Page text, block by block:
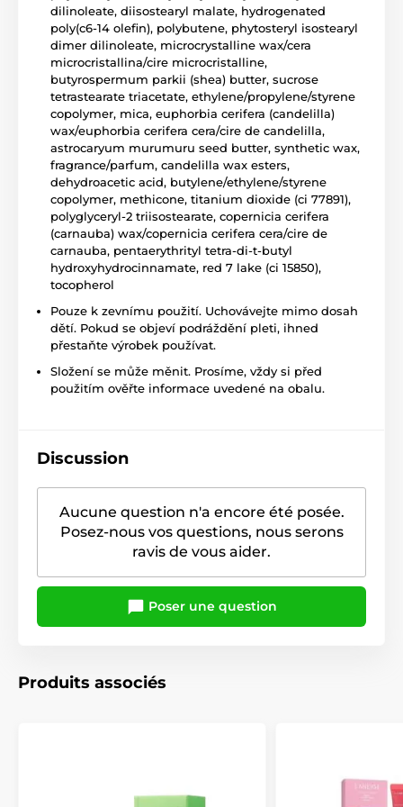
dilinoleate, diisostearyl malate, hydrogenated
poly(c6-14 olefin), polybutene, phytosteryl isostearyl
dimer dilinoleate, microcrystalline wax/cera
microcristallina/cire microcristalline,
butyrospermum parkii (shea) butter, sucrose
tetrastearate triacetate, ethylene/propylene/styrene
copolymer, mica, euphorbia cerifera (candelilla)
wax/euphorbia cerifera cera/cire de candelilla,
astrocaryum murumuru seed butter, synthetic wax,
fragrance/parfum, candelilla wax esters,
dehydroacetic acid, butylene/ethylene/styrene
copolymer, methicone, titanium dioxide (ci 77891),
polyglyceryl-2 triisostearate, copernicia cerifera
(carnauba) wax/copernicia cerifera cera/cire de
carnauba, pentaerythrityl tetra-di-t-butyl
hydroxyhydrocinnamate, red 7 lake (ci 15850),
tocopherol
Pouze k zevnímu použití. Uchovávejte mimo dosah
dětí. Pokud se objeví podráždění pleti, ihned
přestaňte výrobek používat.
Složení se může měnit. Prosíme, vždy si před
použitím ověřte informace uvedené na obalu.
Discussion
Aucune question n'a encore été posée.
Posez-nous vos questions, nous serons
ravis de vous aider.
Poser une question
Produits associés